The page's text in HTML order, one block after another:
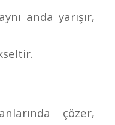
anda yarışır,
çözer,